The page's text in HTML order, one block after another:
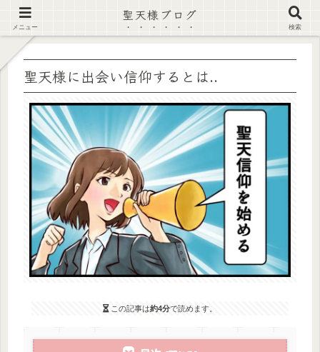
【注意喚起】偽サイト及び偽情報に注意 ▶確認する◀
聖天様に出会い信仰するとは..
この記事は約4分で読めます。
メニュー
聖天様ブログ
検索